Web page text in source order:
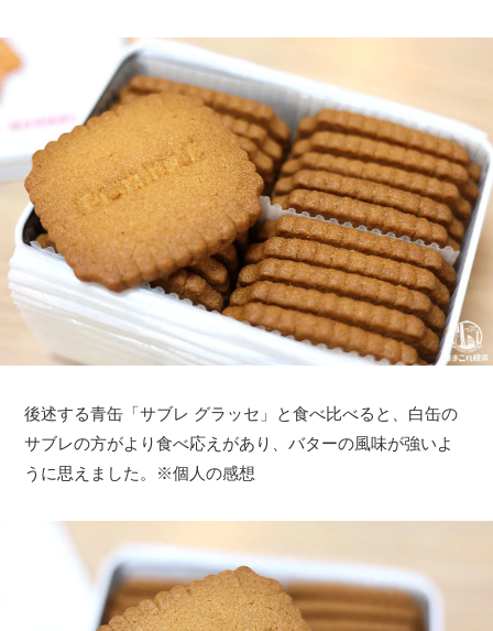
後述する青缶「サブレ グラッセ」と食べ比べると、白缶の
サブレの方がより食べ応えがあり、バターの風味が強いよ
うに思えました。※個人の感想